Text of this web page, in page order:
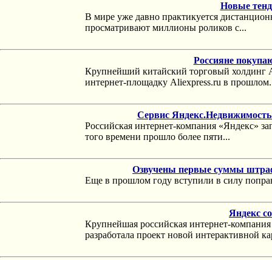
Новые
В мире уже давно практикуется
просматривают миллионы роликов с...
Россияне
Крупнейший китайский торговый холдинг
интернет-площадку Aliexpress.ru в
Сервис
Российская интернет-компания «Яндекс»
того времени прошло более пяти...
Озвучены первые суммы
Еще в прошлом году вступили в силу
Яндекс
Крупнейшая российская интернет-
разработала проект новой интерактивной